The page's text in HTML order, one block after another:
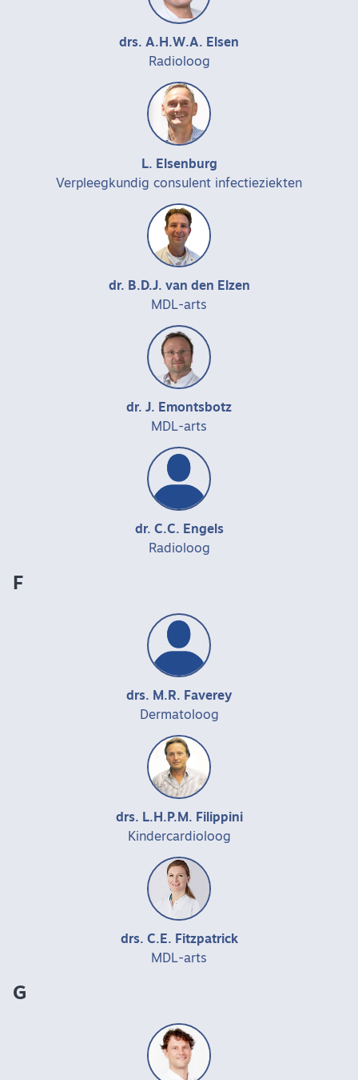
drs. A.H.W.A. Elsen
Radioloog
L. Elsenburg
Verpleegkundig consulent infectieziekten
dr. B.D.J. van den Elzen
MDL-arts
dr. J. Emontsbotz
MDL-arts
dr. C.C. Engels
Radioloog
F
drs. M.R. Faverey
Dermatoloog
drs. L.H.P.M. Filippini
Kindercardioloog
drs. C.E. Fitzpatrick
MDL-arts
G